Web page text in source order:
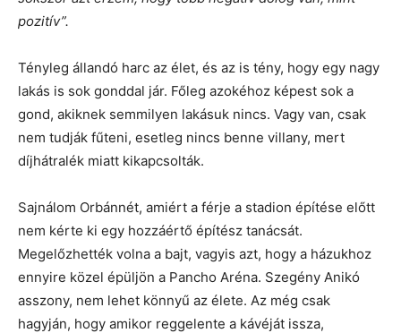
pozitív”.
Tényleg állandó harc az élet, és az is tény, hogy egy nagy
lakás is sok gonddal jár. Főleg azokéhoz képest sok a
gond, akiknek semmilyen lakásuk nincs. Vagy van, csak
nem tudják fűteni, esetleg nincs benne villany, mert
díjhátralék miatt kikapcsolták.
Sajnálom Orbánnét, amiért a férje a stadion építése előtt
nem kérte ki egy hozzáértő építész tanácsát.
Megelőzhették volna a bajt, vagyis azt, hogy a házukhoz
ennyire közel épüljön a Pancho Aréna. Szegény Anikó
asszony, nem lehet könnyű az élete. Az még csak
hagyján, hogy amikor reggelente a kávéját issza,